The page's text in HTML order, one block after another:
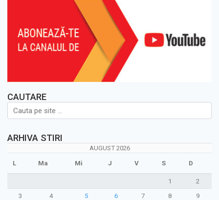
CAUTARE
ARHIVA STIRI
AUGUST 2026
L Ma Mi J V S D
1
2
3
4 5 6 7 8
9